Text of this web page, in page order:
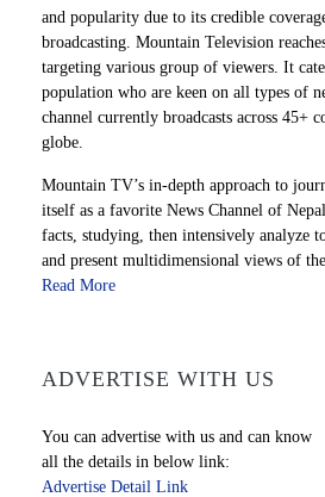
and popularity due to its credible
broadcasting. Mountain Television
targeting various group of viewers. It
population who are keen on all types of
channel currently broadcasts across 45+
globe.
Mountain TV’s in-depth approach to
itself as a favorite News Channel of
facts, studying, then intensively analyze
and present multidimensional views of
Read More
ADVERTISE WITH US
You can advertise with us and can know
all the details in below link:
Advertise Detail Link